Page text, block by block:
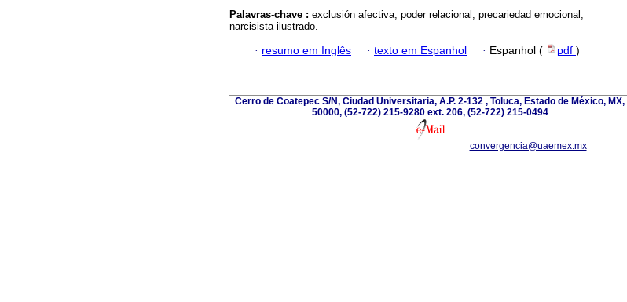
Palavras-chave : exclusión afectiva; poder relacional; precariedad emocional;
narcisista ilustrado.
· resumo em Inglês · texto em Espanhol · Espanhol ( pdf )
Cerro de Coatepec S/N, Ciudad Universitaria, A.P. 2-132 , Toluca, Estado de México, MX,
50000, (52-722) 215-9280 ext. 206, (52-722) 215-0494
convergencia@uaemex.mx